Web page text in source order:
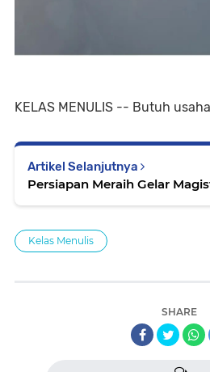
KELAS MENULIS -- Butuh
Artikel Selanjutnya
Persiapan Meraih Gelar
Kelas Menulis
SHARE